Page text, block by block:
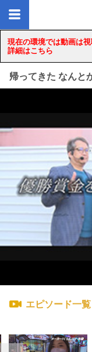
現在の環境では動画は視
詳細はこちら
帰ってきた なんと
エピソード一覧